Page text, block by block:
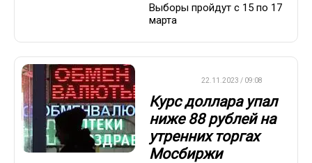
Выборы пройдут с 15 по 17
марта
22.11.2023 / 09:08
Курс доллара упал
ниже 88 рублей на
утренних торгах
Мосбиржи